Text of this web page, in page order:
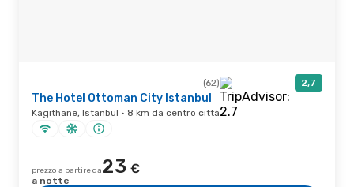
(62) 2,7
The Hotel Ottoman City Istanbul
Kagithane, Istanbul · 8 km da centro città
prezzo a partire da23 €
a notte